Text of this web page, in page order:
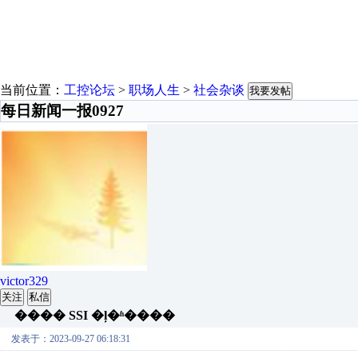
当前位置： 工控论坛 > 职场人生 > 社会杂谈 我要发帖
每日新闻一报0927
victor329
关注 私信
���� SSI �ļ�ʱ����
发表于：2023-09-27 06:18:31